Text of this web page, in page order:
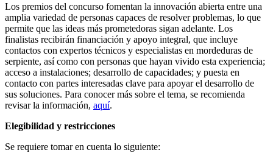
Los premios del concurso fomentan la innovación abierta entre una
amplia variedad de personas capaces de resolver problemas, lo que
permite que las ideas más prometedoras sigan adelante. Los
finalistas recibirán financiación y apoyo integral, que incluye
contactos con expertos técnicos y especialistas en mordeduras de
serpiente, así como con personas que hayan vivido esta experiencia;
acceso a instalaciones; desarrollo de capacidades; y puesta en
contacto con partes interesadas clave para apoyar el desarrollo de
sus soluciones. Para conocer más sobre el tema, se recomienda
revisar la información, aquí.
Elegibilidad y restricciones
Se requiere tomar en cuenta lo siguiente: